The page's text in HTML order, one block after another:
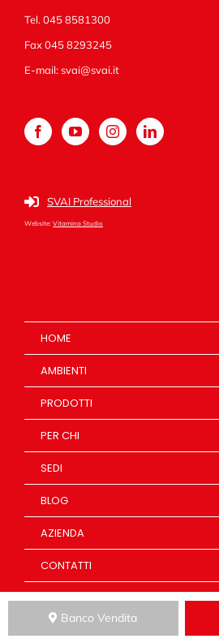
Tel. 045 8581300
Fax 045 8293245
E-mail:svai@svai.it
SVAI Professional
Website: Vitamina Studio
HOME
AMBIENTI
PRODOTTI
PER CHI
SEDI
BLOG
AZIENDA
CONTATTI
Banco Vendita